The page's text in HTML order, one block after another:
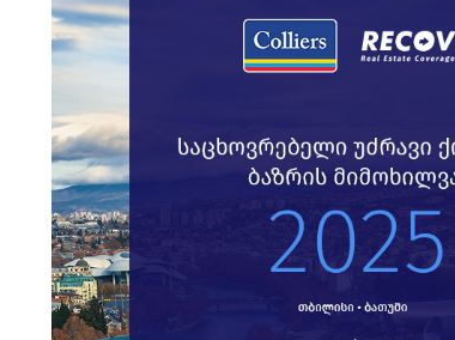
ბათუმში ახალაშენებული ბინების
74%-იანი ზრდა დაფიქსირდა